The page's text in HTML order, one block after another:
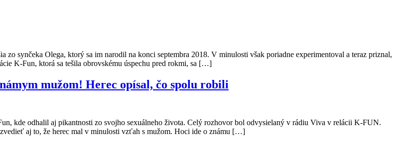
zo synčeka Olega, ktorý sa im narodil na konci septembra 2018. V minulosti však poriadne experimentoval a teraz priznal,
K-Fun, ktorá sa tešila obrovskému úspechu pred rokmi, sa […]
mužom! Herec opísal, čo spolu robili
kde odhalil aj pikantnosti zo svojho sexuálneho života. Celý rozhovor bol odvysielaný v rádiu Viva v relácii K-FUN.
aj to, že herec mal v minulosti vzťah s mužom. Hoci ide o známu […]